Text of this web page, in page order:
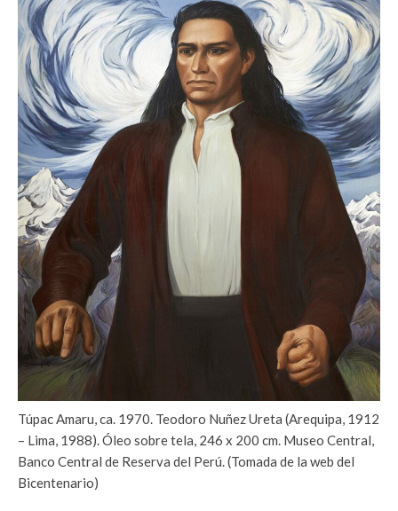
Túpac Amaru, ca. 1970. Teodoro Nuñez Ureta (Arequipa, 1912
– Lima, 1988). Óleo sobre tela, 246 x 200 cm. Museo Central,
Banco Central de Reserva del Perú. (Tomada de la web del
Bicentenario)